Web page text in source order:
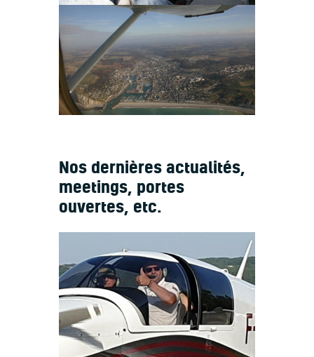
Nos dernières actualités,
meetings, portes
ouvertes, etc.